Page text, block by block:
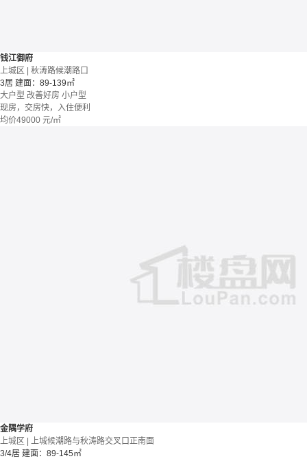
钱江御府
上城区 | 秋涛路候潮路口
3居 建面：89-139㎡
大户型 改善好房 小户型
现房，交房快，入住便利
均价49000 元/㎡
金隅学府
上城区 | 上城候潮路与秋涛路交叉口正南面
3/4居 建面：89-145㎡